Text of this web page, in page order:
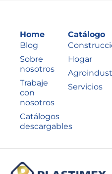
Home
Blog
Sobre
nosotros
Trabaje
con
nosotros
Catálogos
descargables
Catálogo
Hogar
Servicios